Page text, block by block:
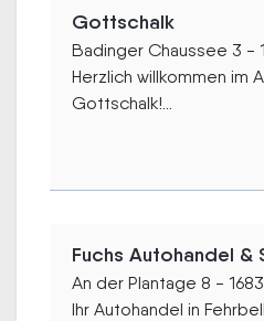
Gottschalk
Badinger Chaussee 3 -
Herzlich willkommen im
Gottschalk!...
Fuchs Autohandel &
An der Plantage 8 -
Ihr Autohandel in